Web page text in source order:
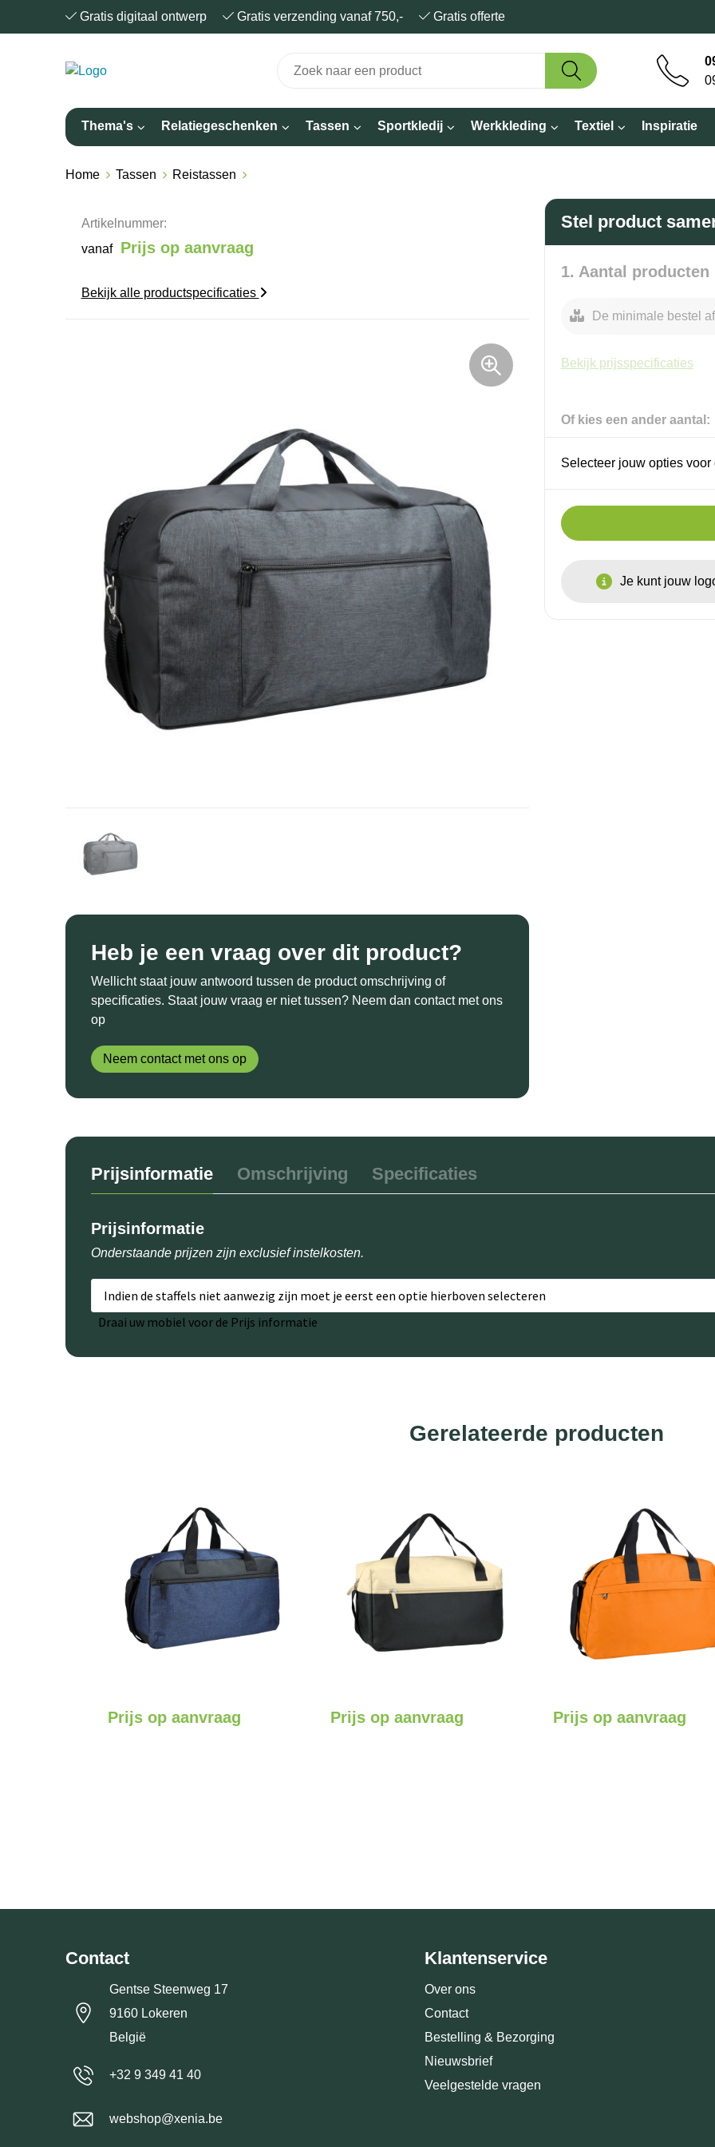
Gratis digitaal ontwerp Gratis verzending vanaf 750,- Gratis offerte
Thema's Relatiegeschenken Tassen Sportkledij Werkkleding Textiel Inspiratie
Home Tassen Reistassen
Artikelnummer:
vanaf
Prijs op aanvraag
Bekijk alle productspecificaties
Heb je een vraag over dit product?
Wellicht staat jouw antwoord tussen de product omschrijving of
specificaties. Staat jouw vraag er niet tussen? Neem dan contact met ons
op
Neem contact met ons op
Stel product
1. Aantal producten
De minimale bestel
Bekijk prijsspecificaties
Of kies een ander aantal:
Selecteer jouw opties
Je kunt jouw
Prijsinformatie Omschrijving Specificaties
Prijsinformatie
Onderstaande prijzen zijn exclusief instelkosten.
Indien de staffels niet aanwezig zijn moet je eerst een optie hierboven selecteren
Draai uw mobiel voor de Prijs informatie
Gerelateerde producten
Prijs op aanvraag Prijs op aanvraag Prijs op aanvraag
Contact
Gentse Steenweg 17
9160 Lokeren
België
+32 9 349 41 40
webshop@xenia.be
Klantenservice
Over ons
Contact
Bestelling & Bezorging
Nieuwsbrief
Veelgestelde vragen